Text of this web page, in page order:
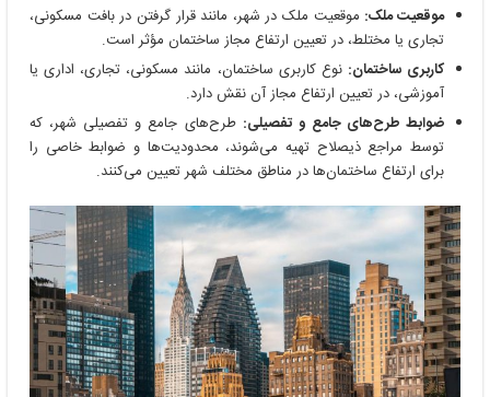
موقعیت ملک: موقعیت ملک در شهر، مانند قرار گرفتن در بافت مسکونی،
تجاری یا مختلط، در تعیین ارتفاع مجاز ساختمان مؤثر است.
کاربری ساختمان: نوع کاربری ساختمان، مانند مسکونی، تجاری، اداری یا
آموزشی، در تعیین ارتفاع مجاز آن نقش دارد.
ضوابط طرح‌های جامع و تفصیلی: طرح‌های جامع و تفصیلی شهر، که
توسط مراجع ذیصلاح تهیه می‌شوند، محدودیت‌ها و ضوابط خاصی را
برای ارتفاع ساختمان‌ها در مناطق مختلف شهر تعیین می‌کنند.